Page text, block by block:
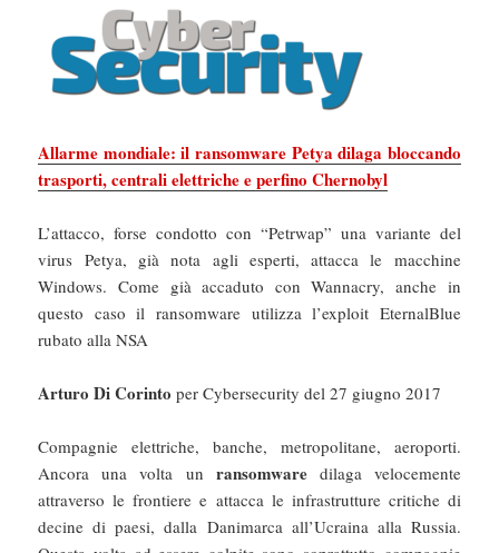
Allarme mondiale: il ransomware Petya dilaga bloccando
trasporti, centrali elettriche e perfino Chernobyl
L’attacco, forse condotto con “Petrwap” una variante del
virus Petya, già nota agli esperti, attacca le macchine
Windows. Come già accaduto con Wannacry, anche in
questo caso il ransomware utilizza l’exploit EternalBlue
rubato alla NSA
Arturo Di Corinto per Cybersecurity del 27 giugno 2017
Compagnie elettriche, banche, metropolitane, aeroporti.
Ancora una volta un ransomwaredilaga velocemente
attraverso le frontiere e attacca le infrastrutture critiche di
decine di paesi, dalla Danimarca all’Ucraina alla Russia.